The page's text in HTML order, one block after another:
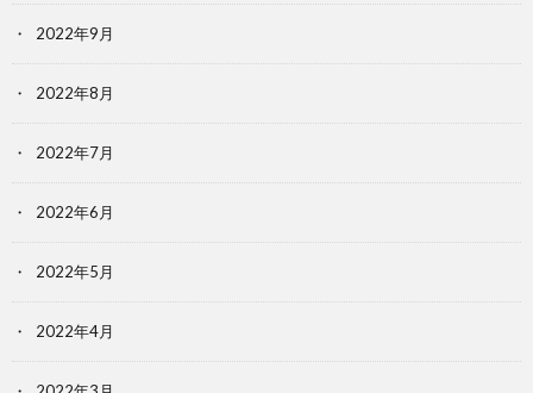
2022年9月
2022年8月
2022年7月
2022年6月
2022年5月
2022年4月